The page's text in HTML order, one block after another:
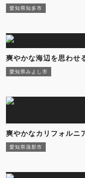
愛知県知多市
爽やかな海辺を思わせ
愛知県みよし市
爽やかなカリフォルニ
愛知県蒲郡市